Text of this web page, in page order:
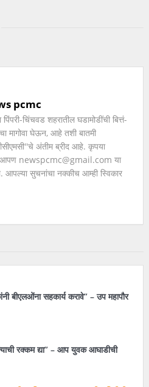
pcmc
चिंचवड शहरातील घडामोडींची बित्तं-
मागोवा घेऊन, आहे तशी बातमी
अंतीम ब्रीद आहे. कृपया
newspcmc@gmail.com या
आपल्या सुचनांचा नक्कीच आम्ही स्विकार
बीएलओंना सहकार्य करावे” – उप महापौर
रक्कम द्या” – आप युवक आघाडीची